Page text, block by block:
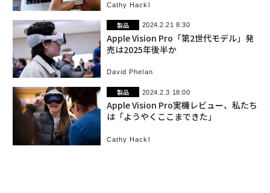
Cathy Hackl
製品 2024.2.21 8:30
Apple Vision Pro「第2世代モデル」発
売は2025年後半か
David Phelan
製品 2024.2.3 18:00
Apple Vision Pro実機レビュー、私たち
は「ようやくここまできた」
Cathy Hackl